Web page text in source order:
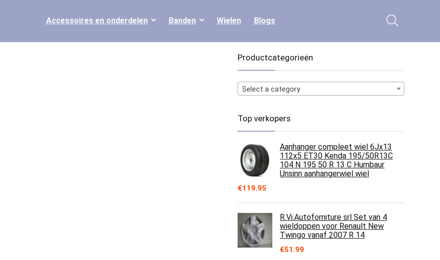
Accessoires en onderdelen Banden Wielen Blogs
Productcategorieën
Select a category
Top verkopers
Aanhanger compleet wiel 6Jx13
112x5 ET30 Kenda 195/50R13C
104 N 195 50 R 13 C Humbaur
Unsinn aanhangerwiel wiel
€119.95
R.Vi.Autoforniture srl Set van 4
wieldoppen voor Renault New
Twingo vanaf 2007 R 14
€51.99